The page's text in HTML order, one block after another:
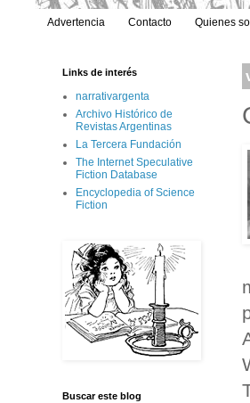
Advertencia Contacto Quienes
Links de interés
narrativargenta
Archivo Histórico de
Revistas Argentinas
La Tercera Fundación
The Internet Speculative
Fiction Database
Encyclopedia of Science
Fiction
Buscar este blog